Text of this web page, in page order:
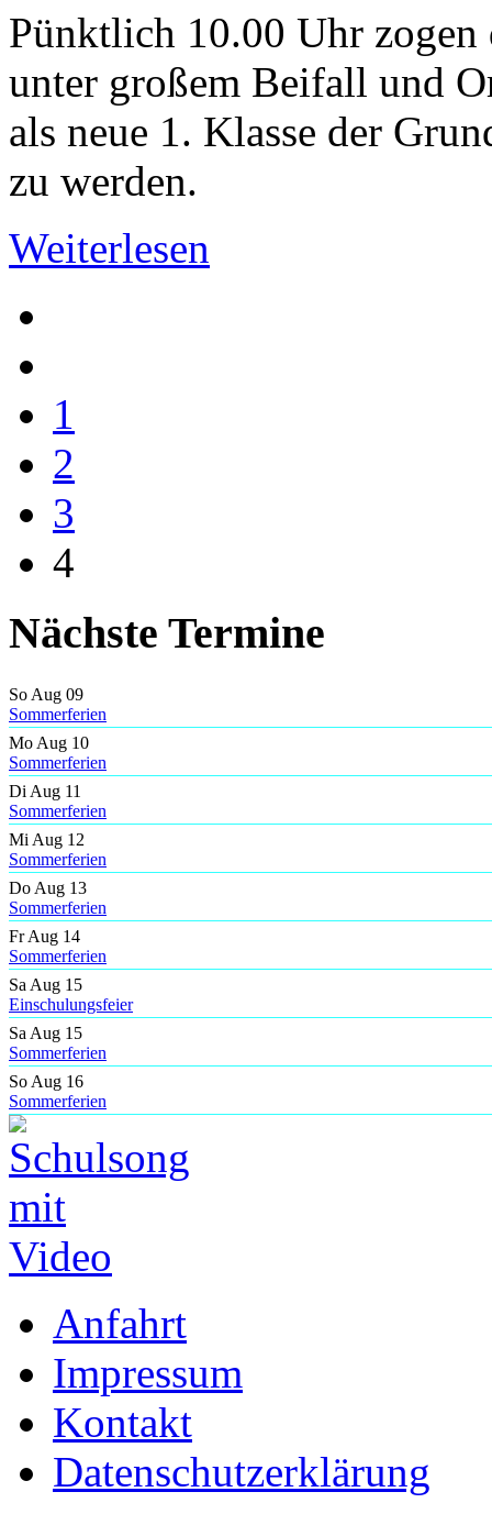
Pünktlich 10.00 Uhr
unter großem Beifall und
als neue 1. Klasse der
zu werden.
Weiterlesen
1
2
3
4
Nächste Termine
So Aug 09
Sommerferien
Mo Aug 10
Sommerferien
Di Aug 11
Sommerferien
Mi Aug 12
Sommerferien
Do Aug 13
Sommerferien
Fr Aug 14
Sommerferien
Sa Aug 15
Einschulungsfeier
Sa Aug 15
Sommerferien
So Aug 16
Sommerferien
Anfahrt
Impressum
Kontakt
Datenschutzerklärung